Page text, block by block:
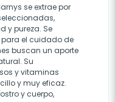
se extrae por
y pureza. Se
el cuidado de
buscan un aporte
Su
y vitaminas
y muy eficaz.
y cuerpo,